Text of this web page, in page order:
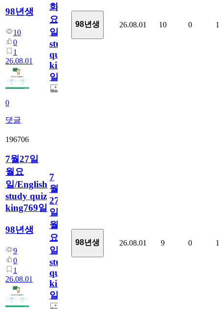
98년생
10
0
1
26.08.01
0
댓글
화
요
일/English
study
quiz
king770
일
98년생 26.08.01 10 0 1
196706
7월27일
월요
일/English
study quiz
king769일
98년생
9
0
1
26.08.01
7
월
27
일
월
요
일/English
study
quiz
king769
일
98년생 26.08.01 9 0 1